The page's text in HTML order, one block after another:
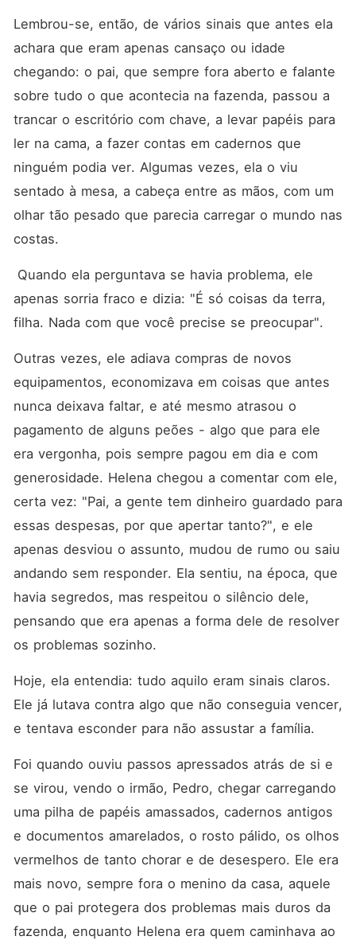
ainda maior. Agora,
duas forças da natureza vão
colidir. Entre brigas
explosivas no curral,
provocações à luz de
impossível de conter, eles
vão descobrir que o orgulho
pode até ditar as regras...
mas a paixão bruta é quem
Lembrou-se, então, de vários sinais que antes ela
achara que eram apenas cansaço ou idade
chegando: o pai, que sempre fora aberto e falante
sobre tudo o que acontecia na fazenda, passou a
trancar o escritório com chave, a levar papéis para
ler na cama, a fazer contas em cadernos que
ninguém podia ver. Algumas vezes, ela o viu
sentado à mesa, a cabeça entre as mãos, com um
olhar tão pesado que parecia carregar o mundo nas
costas.
apenas sorria fraco e dizia: "É só coisas da terra,
filha. Nada com que você precise se preocupar".
Outras vezes, ele adiava compras de novos
equipamentos, economizava em coisas que antes
nunca deixava faltar, e até mesmo atrasou o
pagamento de alguns peões - algo que para ele
era vergonha, pois sempre pagou em dia e com
generosidade. Helena chegou a comentar com ele,
certa vez: "Pai, a gente tem dinheiro guardado para
essas despesas, por que apertar tanto?", e ele
apenas desviou o assunto, mudou de rumo ou saiu
andando sem responder. Ela sentiu, na época, que
havia segredos, mas respeitou o silêncio dele,
pensando que era apenas a forma dele de resolver
os problemas sozinho.
Hoje, ela entendia: tudo aquilo eram sinais claros.
Ele já lutava contra algo que não conseguia vencer,
e tentava esconder para não assustar a família.
Foi quando ouviu passos apressados atrás de si e
se virou, vendo o irmão, Pedro, chegar carregando
uma pilha de papéis amassados, cadernos antigos
e documentos amarelados, o rosto pálido, os olhos
vermelhos de tanto chorar e de desespero. Ele era
mais novo, sempre fora o menino da casa, aquele
que o pai protegera dos problemas mais duros da
fazenda, enquanto Helena era quem caminhava ao